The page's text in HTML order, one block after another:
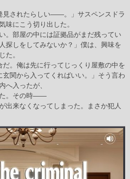
見されたらしい――。」サスペンスドラ
味にこう切り出した。
。部屋の中には証拠品がまだ残ってい
探しをしてみないか？」僕は、興味を
た。
だ。俺は先に行ってじっくり屋敷の中を
関から入ってくればいい。」そう言わ
へ入ったが、
た。その時――
出来なくなってしまった。まさか犯人